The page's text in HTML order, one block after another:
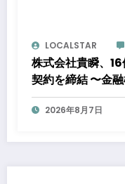
LOCALSTAR
株式会社貴瞬、
契約を締結 〜金
80億円規模へ。
た成長投資を加速～
2026年8月7日